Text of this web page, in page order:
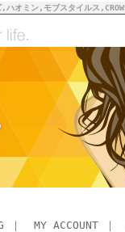
ン,モブスタイルス
｜ MY ACCOUNT ｜